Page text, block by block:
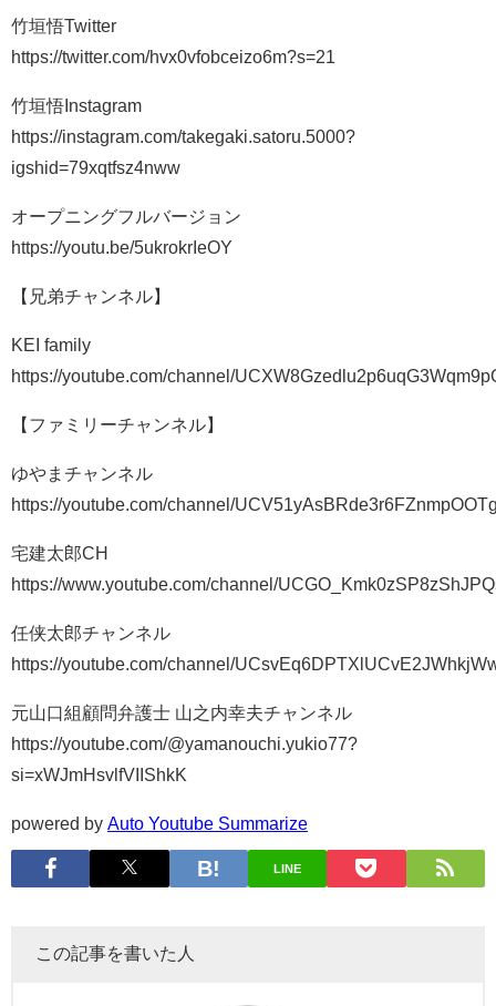
竹垣悟Twitter
https://twitter.com/hvx0vfobceizo6m?s=21
竹垣悟Instagram
https://instagram.com/takegaki.satoru.5000?
igshid=79xqtfsz4nww
オープニングフルバージョン
https://youtu.be/5ukrokrIeOY
【兄弟チャンネル】
KEI family
https://youtube.com/channel/
【ファミリーチャンネル】
ゆやまチャンネル
https://youtube.com/channel/
宅建太郎CH
https://www.youtube.com/channel/
任侠太郎チャンネル
https://youtube.com/channel/
元山口組顧問弁護士 山之内幸夫チャンネル
https://youtube.com/@yamanouchi.yukio77?
si=xWJmHsvlfVIIShkK
powered by Auto Youtube Summarize
LINE
この記事を書いた人